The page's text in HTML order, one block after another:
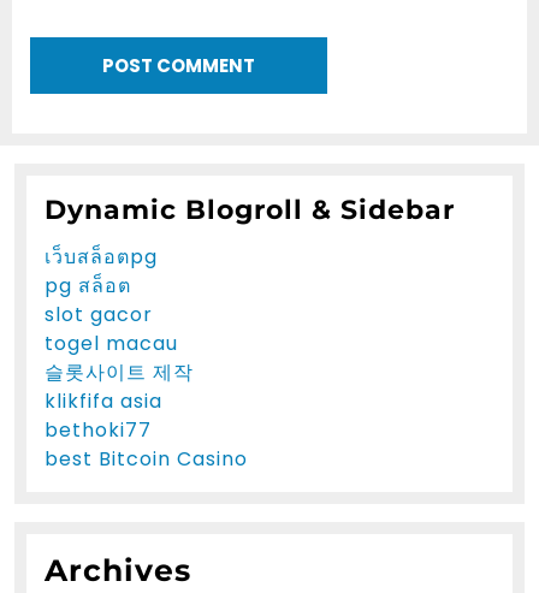
Dynamic Blogroll & Sidebar
เว็บสล็อตpg
pg สล็อต
slot gacor
togel macau
슬롯사이트 제작
klikfifa asia
bethoki77
best Bitcoin Casino
Archives